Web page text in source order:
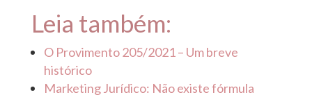
Leia também:
O Provimento 205/2021 – Um breve
histórico
Marketing Jurídico: Não existe fórmula